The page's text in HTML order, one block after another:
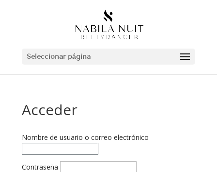
Seleccionar página
Acceder
Nombre de usuario o correo electrónico
Contraseña